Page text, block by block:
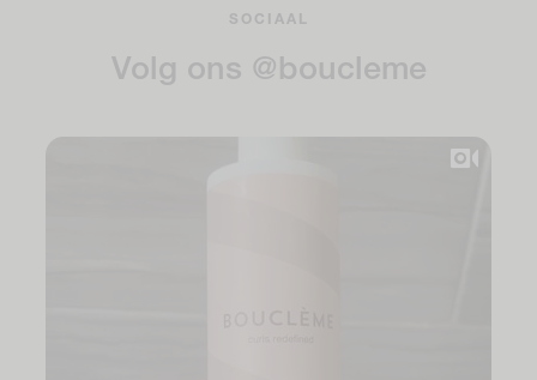
SOCIAAL
Volg ons @boucleme